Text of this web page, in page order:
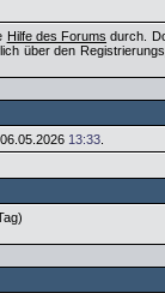
Hilfe des Forums durch.
über den
13:33